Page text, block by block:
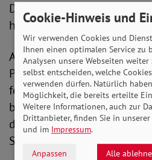
Deutschen Kinderhilfswerk
haben.
Auch die Diskussion hat
Präsident Adolf Bauer in
festgestellt hat: „Bei
bleibt weiterhin viel zu tun,
die Folgen der Corona-Krise.
SoVD eine derart aktive
Cookie-Hinweis und
Wir verwenden Cookies und
Ihnen einen optimalen Service zu
Analysen unsere Webseiten weiter
selbst entscheiden, welche
verwenden dürfen. Natürlich
Möglichkeit, die bereits erteilte
Weitere Informationen, auch zur
Drittanbieter, finden Sie in unserer
und im Impressum.
Anpassen Alle